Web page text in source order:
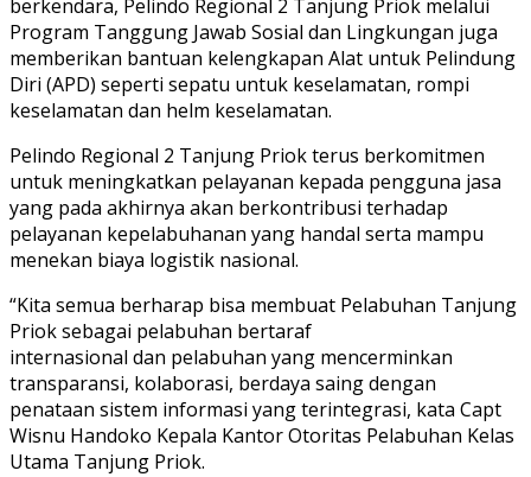
berkendara, Pelindo Regional 2 Tanjung Priok melalui
Program Tanggung Jawab Sosial dan Lingkungan juga
memberikan bantuan kelengkapan Alat untuk Pelindung
Diri (APD) seperti sepatu untuk keselamatan, rompi
keselamatan dan helm keselamatan.
Pelindo Regional 2 Tanjung Priok terus berkomitmen
untuk meningkatkan pelayanan kepada pengguna jasa
yang pada akhirnya akan berkontribusi terhadap
pelayanan kepelabuhanan yang handal serta mampu
menekan biaya logistik nasional.
“Kita semua berharap bisa membuat Pelabuhan Tanjung
Priok sebagai pelabuhan bertaraf
internasional dan pelabuhan yang mencerminkan
transparansi, kolaborasi, berdaya saing dengan
penataan sistem informasi yang terintegrasi, kata Capt
Wisnu Handoko Kepala Kantor Otoritas Pelabuhan Kelas
Utama Tanjung Priok.